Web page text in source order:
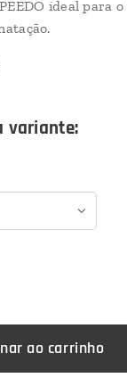
ideal para
variante:
ao carrinho